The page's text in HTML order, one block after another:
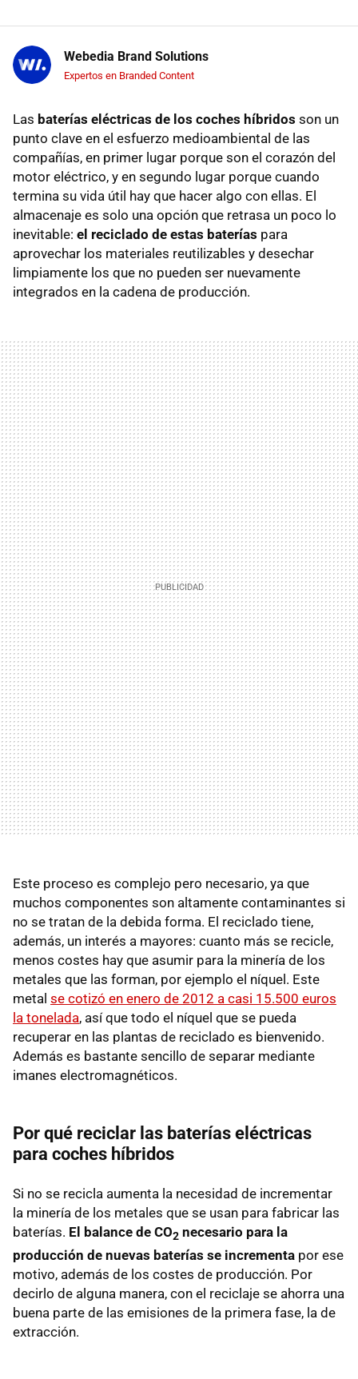
Webedia Brand Solutions
Expertos en Branded Content
Las baterías eléctricas de los coches híbridos son un
punto clave en el esfuerzo medioambiental de las
compañías, en primer lugar porque son el corazón del
motor eléctrico, y en segundo lugar porque cuando
termina su vida útil hay que hacer algo con ellas. El
almacenaje es solo una opción que retrasa un poco lo
inevitable: el reciclado de estas baterías para
aprovechar los materiales reutilizables y desechar
limpiamente los que no pueden ser nuevamente
integrados en la cadena de producción.
Este proceso es complejo pero necesario, ya que
muchos componentes son altamente contaminantes si
no se tratan de la debida forma. El reciclado tiene,
además, un interés a mayores: cuanto más se recicle,
menos costes hay que asumir para la minería de los
metales que las forman, por ejemplo el níquel. Este
metal se cotizó en enero de 2012 a casi 15.500 euros
la tonelada, así que todo el níquel que se pueda
recuperar en las plantas de reciclado es bienvenido.
Además es bastante sencillo de separar mediante
imanes electromagnéticos.
Por qué reciclar las baterías eléctricas
para coches híbridos
Si no se recicla aumenta la necesidad de incrementar
la minería de los metales que se usan para fabricar las
baterías. El balance de CO2 necesario para la
producción de nuevas baterías se incrementa por ese
motivo, además de los costes de producción. Por
decirlo de alguna manera, con el reciclaje se ahorra una
buena parte de las emisiones de la primera fase, la de
extracción.